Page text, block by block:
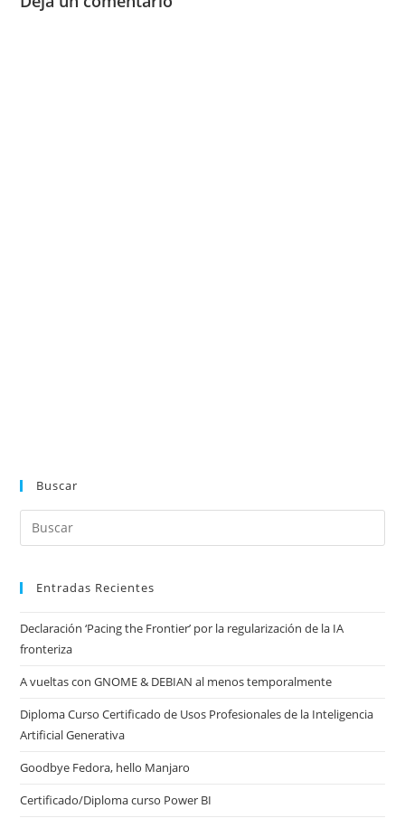
Buscar
Entradas Recientes
Declaración ‘Pacing the Frontier’ por la regularización de la IA
fronteriza
A vueltas con GNOME & DEBIAN al menos temporalmente
Diploma Curso Certificado de Usos Profesionales de la Inteligencia
Artificial Generativa
Goodbye Fedora, hello Manjaro
Certificado/Diploma curso Power BI